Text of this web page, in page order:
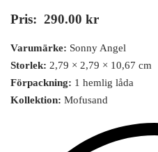
Pris: 290.00 kr
Varumärke: Sonny Angel
Storlek: 2,79 × 2,79 × 10,67 cm
Förpackning: 1 hemlig låda
Kollektion: Mofusand